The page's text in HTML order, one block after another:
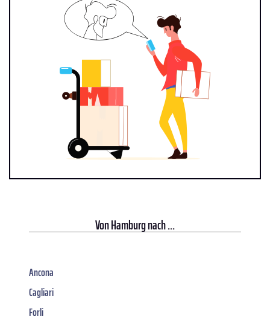
VonHamburgnach ...
Ancona
Cagliari
Forli